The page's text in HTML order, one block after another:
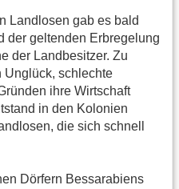
Landlosen gab es bald
der geltenden Erbregelung
der Landbesitzer. Zu
Unglück, schlechte
ihre Wirtschaft
in den Kolonien
die sich schnell
Dörfern Bessarabiens